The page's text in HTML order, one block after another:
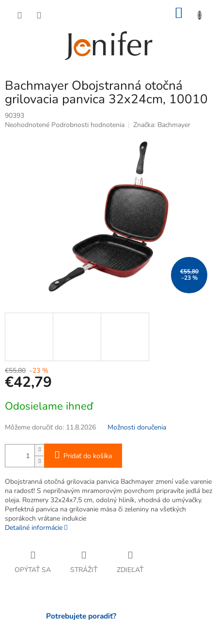
Bachmayer Obojstranná otočná
grilovacia panvica 32x24cm, 10010
90393
Priemerné
Neohodnotené Podrobnosti hodnotenia Značka: Bachmayer
€55,80
–23 %
€55,80 –23 %
€42,79
cena:
Odosielame ihneď
Môžeme doručiť do: 11.8.2026 Možnosti doručenia
Pridať do košíka
Obojstranná otočná grilovacia panvica Bachmayer zmení vaše varenie
na radosť! S nepriľnavým mramorovým povrchom pripravíte jedlá bez
oleja. Rozmery 32x24x7,5 cm, odolný hliník, vhodná do umývačky.
Perfektná panvica na grilovanie mäsa či zeleniny na všetkých
sporákoch vrátane indukcie
Detailné informácie
OPÝTAŤ SA STRÁŽIŤ ZDIEĽAŤ
Potrebujete poradiť?